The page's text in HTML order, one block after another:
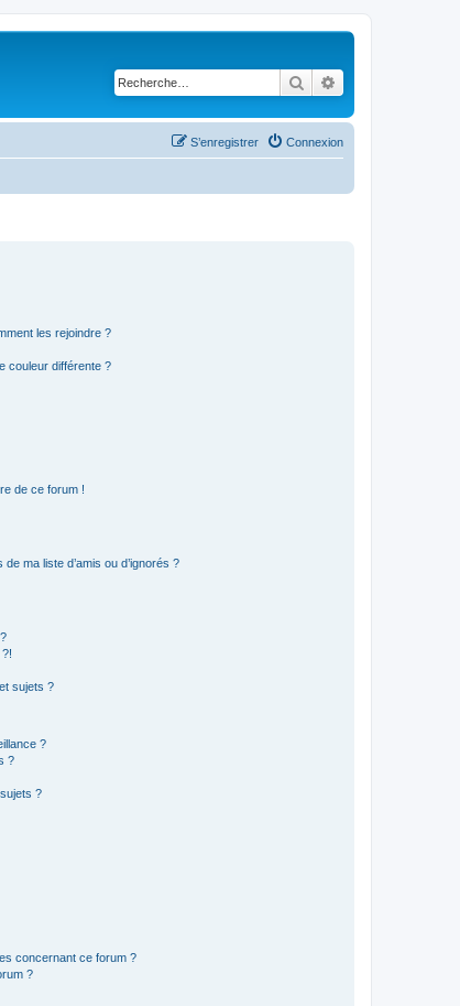
Rechercher
Connexion
S’enregistrer
les rejoindre ?
couleur différente ?
de ce forum !
ma liste d’amis ou d’ignorés ?
sujets ?
?
?
?
concernant ce forum ?
?